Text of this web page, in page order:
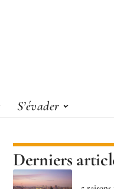
S’évader
Derniers